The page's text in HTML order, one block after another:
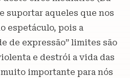
suportar aqueles que nos
espetáculo, pois a
de expressão” limites são
e destrói a vida das
importante para nós